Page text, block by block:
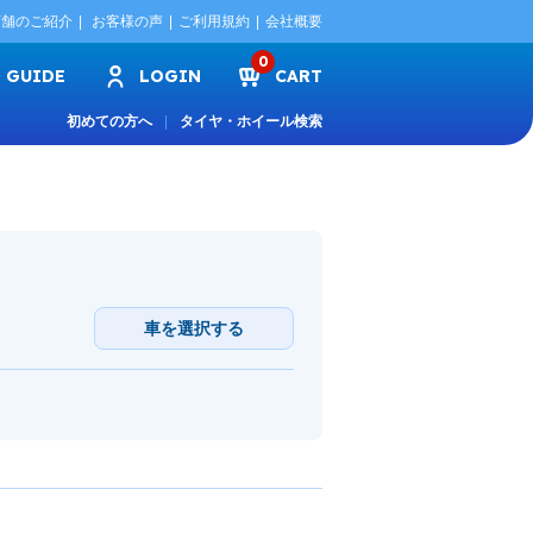
のご紹介 お客様の声 ご利用規約 会社概要
GUIDE LOGIN
0
CART
初めての方へ タイヤ・ホイール検索
車を選択する